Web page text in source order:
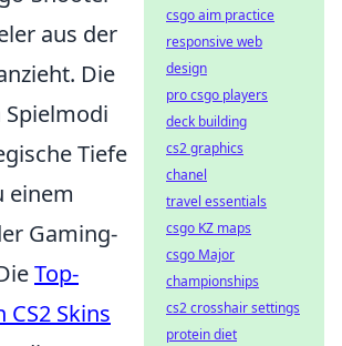
aus der
Die
Tiefe
einem
Gaming-
Top-
Skins
csgo aim practice
responsive web
design
pro csgo players
deck building
cs2 graphics
chanel
travel essentials
csgo KZ maps
csgo Major
championships
cs2 crosshair settings
protein diet